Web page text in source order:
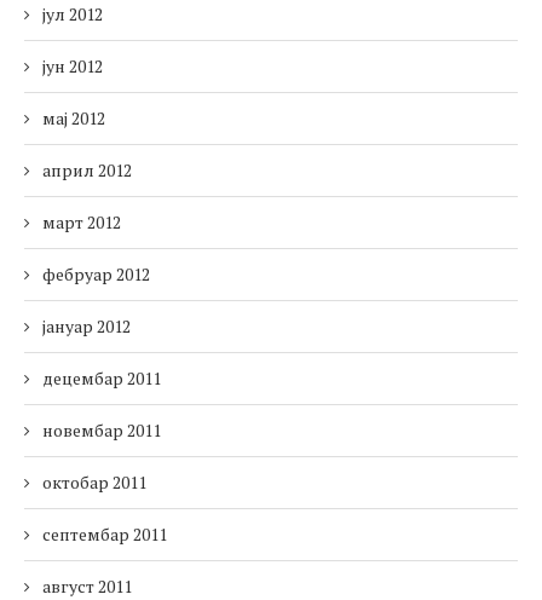
јул 2012
јун 2012
мај 2012
април 2012
март 2012
фебруар 2012
јануар 2012
децембар 2011
новембар 2011
октобар 2011
септембар 2011
август 2011